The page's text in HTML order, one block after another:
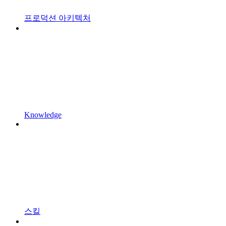
프로덕션 아키텍처
Knowledge
스킬